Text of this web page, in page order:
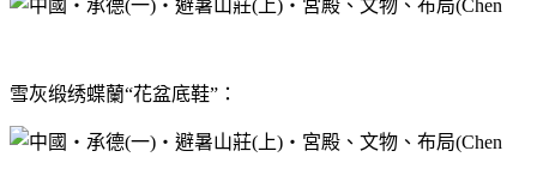
雪灰缎绣蝶蘭“花盆底鞋”：